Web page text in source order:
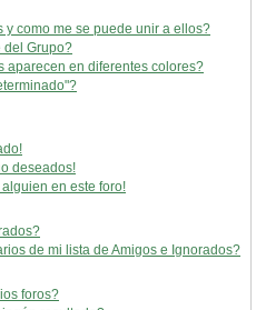
como me se puede unir a ellos?
del Grupo?
aparecen en diferentes colores?
deseados!
en este foro!
de mi lista de Amigos e Ignorados?
foros?